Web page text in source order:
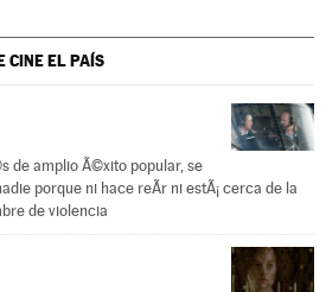
CINEEL PAÍS
de amplio Ã©xito popular, se
porque ni hace reÃ­r ni estÃ¡ cerca de la
de violencia